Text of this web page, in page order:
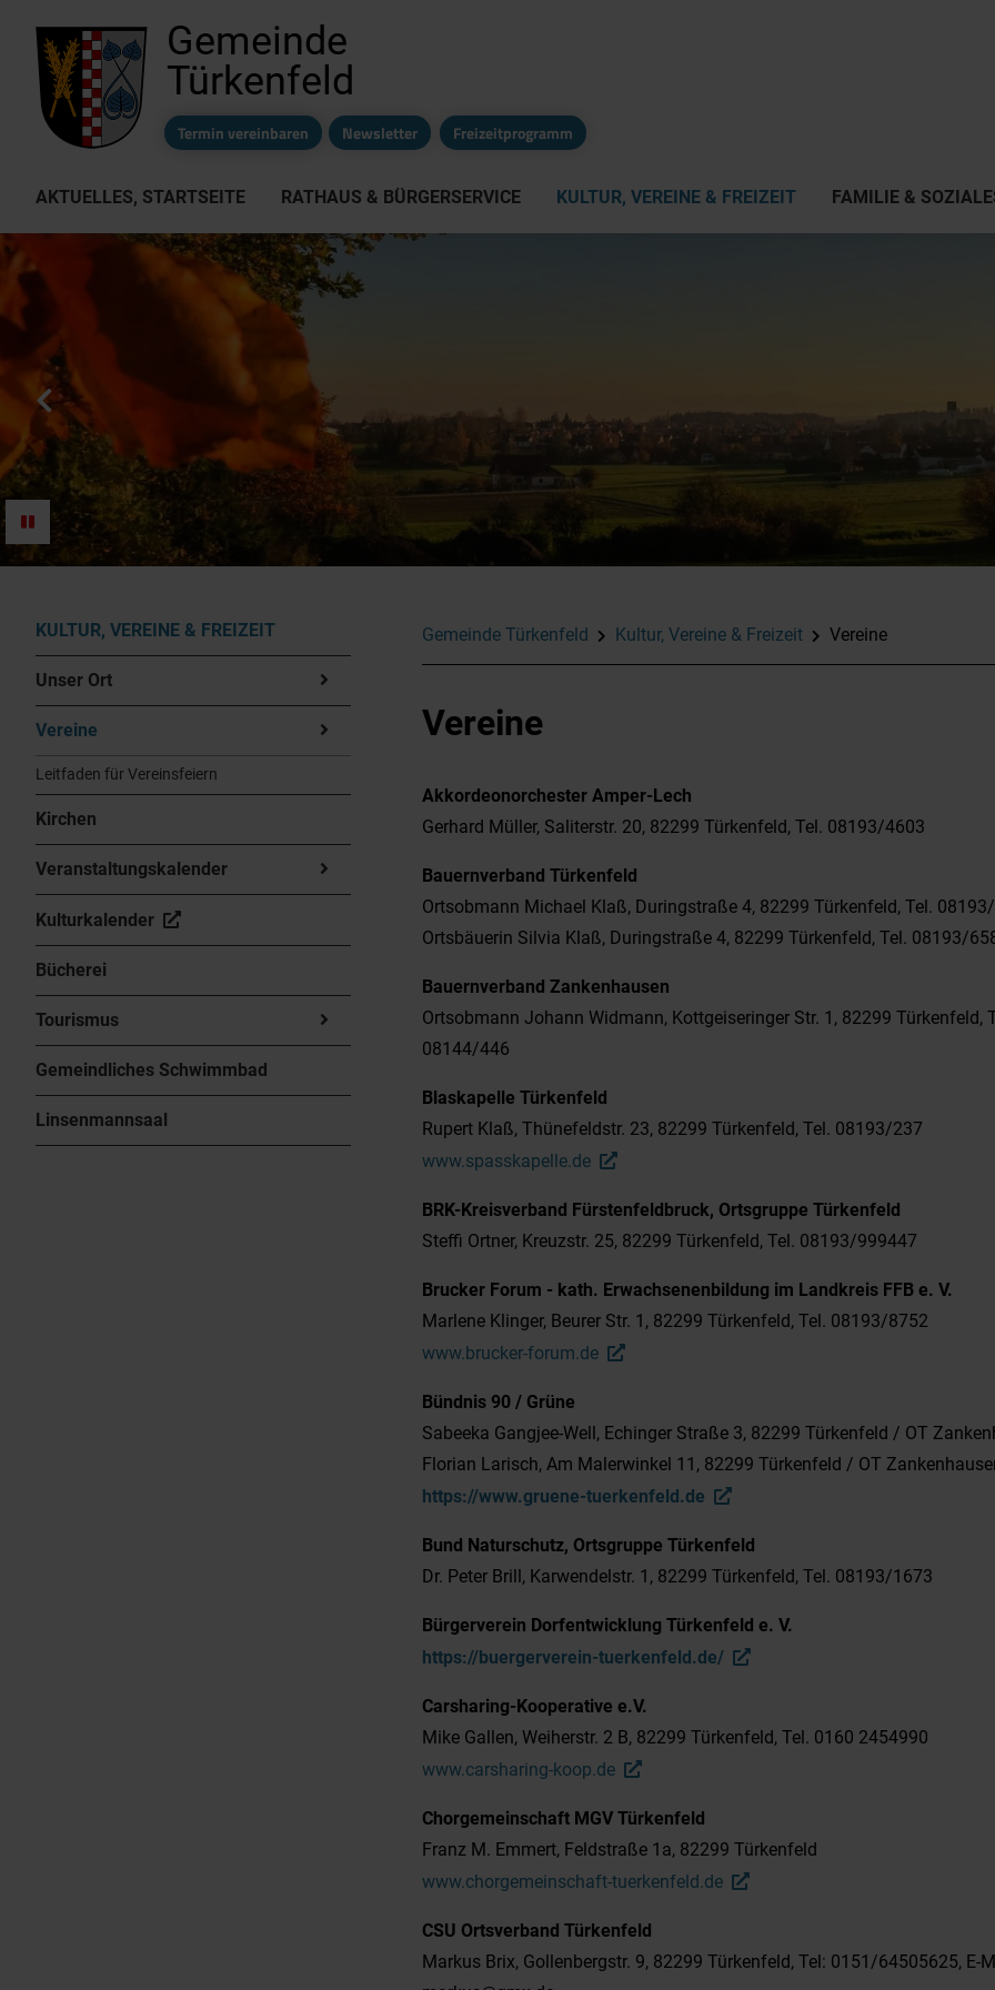
Gemeinde
Türkenfeld
AKTUELLES, STARTSEITE RATHAUS & BÜRGERSERVICE KULTUR, VEREINE & FREIZEIT FAMILIE &
Termin vereinbaren Newsletter Freizeitprogramm
KULTUR, VEREINE & FREIZEIT
Unser Ort
Vereine
Leitfaden für Vereinsfeiern
Kirchen
Veranstaltungskalender
Kulturkalender
Bücherei
Tourismus
Gemeindliches Schwimmbad
Linsenmannsaal
Gemeinde Türkenfeld Kultur, Vereine & Freizeit Vereine
Vereine
Akkordeonorchester Amper-Lech
Gerhard Müller, Saliterstr. 20, 82299 Türkenfeld, Tel. 08193/4603
Bauernverband Türkenfeld
Ortsobmann Michael Klaß, Duringstraße 4, 82299 Türkenfeld, Tel.
Ortsbäuerin Silvia Klaß, Duringstraße 4, 82299 Türkenfeld, Tel. 08193/
Bauernverband Zankenhausen
Ortsobmann Johann Widmann, Kottgeiseringer Str. 1, 82299 Türkenfeld,
08144/446
Blaskapelle Türkenfeld
Rupert Klaß, Thünefeldstr. 23, 82299 Türkenfeld, Tel. 08193/237
www.spasskapelle.de
BRK-Kreisverband Fürstenfeldbruck, Ortsgruppe Türkenfeld
Steffi Ortner, Kreuzstr. 25, 82299 Türkenfeld, Tel. 08193/999447
Brucker Forum - kath. Erwachsenenbildung im Landkreis FFB e. V.
Marlene Klinger, Beurer Str. 1, 82299 Türkenfeld, Tel. 08193/8752
www.brucker-forum.de
Bündnis 90 / Grüne
Sabeeka Gangjee-Well, Echinger Straße 3, 82299 Türkenfeld / OT
Florian Larisch, Am Malerwinkel 11, 82299 Türkenfeld / OT
https://www.gruene-tuerkenfeld.de
Bund Naturschutz, Ortsgruppe Türkenfeld
Dr. Peter Brill, Karwendelstr. 1, 82299 Türkenfeld, Tel. 08193/1673
Bürgerverein Dorfentwicklung Türkenfeld e. V.
https://buergerverein-tuerkenfeld.de/
Carsharing-Kooperative e.V.
Mike Gallen, Weiherstr. 2 B, 82299 Türkenfeld, Tel. 0160 2454990
www.carsharing-koop.de
Chorgemeinschaft MGV Türkenfeld
Franz M. Emmert, Feldstraße 1a, 82299 Türkenfeld
www.chorgemeinschaft-tuerkenfeld.de
CSU Ortsverband Türkenfeld
Markus Brix, Gollenbergstr. 9, 82299 Türkenfeld, Tel: 0151/64505625, E-